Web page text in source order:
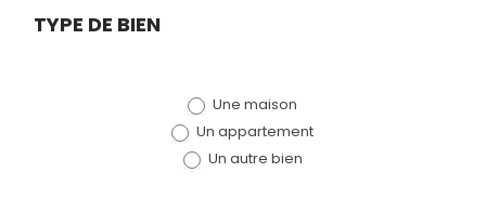
Demande
TYPE DE BIEN
Une maison
Un appartement
Un autre bien